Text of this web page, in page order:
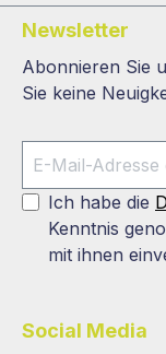
Newsletter
Abonnieren Sie
Sie keine
Ich habe die
Kenntnis
mit ihnen
Social Media